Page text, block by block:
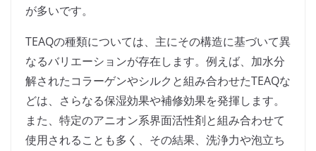
が多いです。
TEAQの種類については、主にその構造に基づいて異
なるバリエーションが存在します。例えば、加水分
解されたコラーゲンやシルクと組み合わせたTEAQな
どは、さらなる保湿効果や補修効果を発揮します。
また、特定のアニオン系界面活性剤と組み合わせて
使用されることも多く、その結果、洗浄力や泡立ち